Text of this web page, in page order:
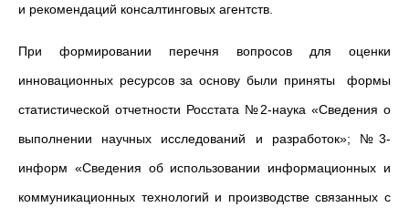
и рекомендаций консалтинговых агентств.
При формировании перечня вопросов для оценки
инновационных ресурсов за основу были приняты формы
статистической отчетности Росстата №2-наука «Сведения о
выполнении научных исследований и разработок»; №3-
информ «Сведения об использовании информационных и
коммуникационных технологий и производстве связанных с